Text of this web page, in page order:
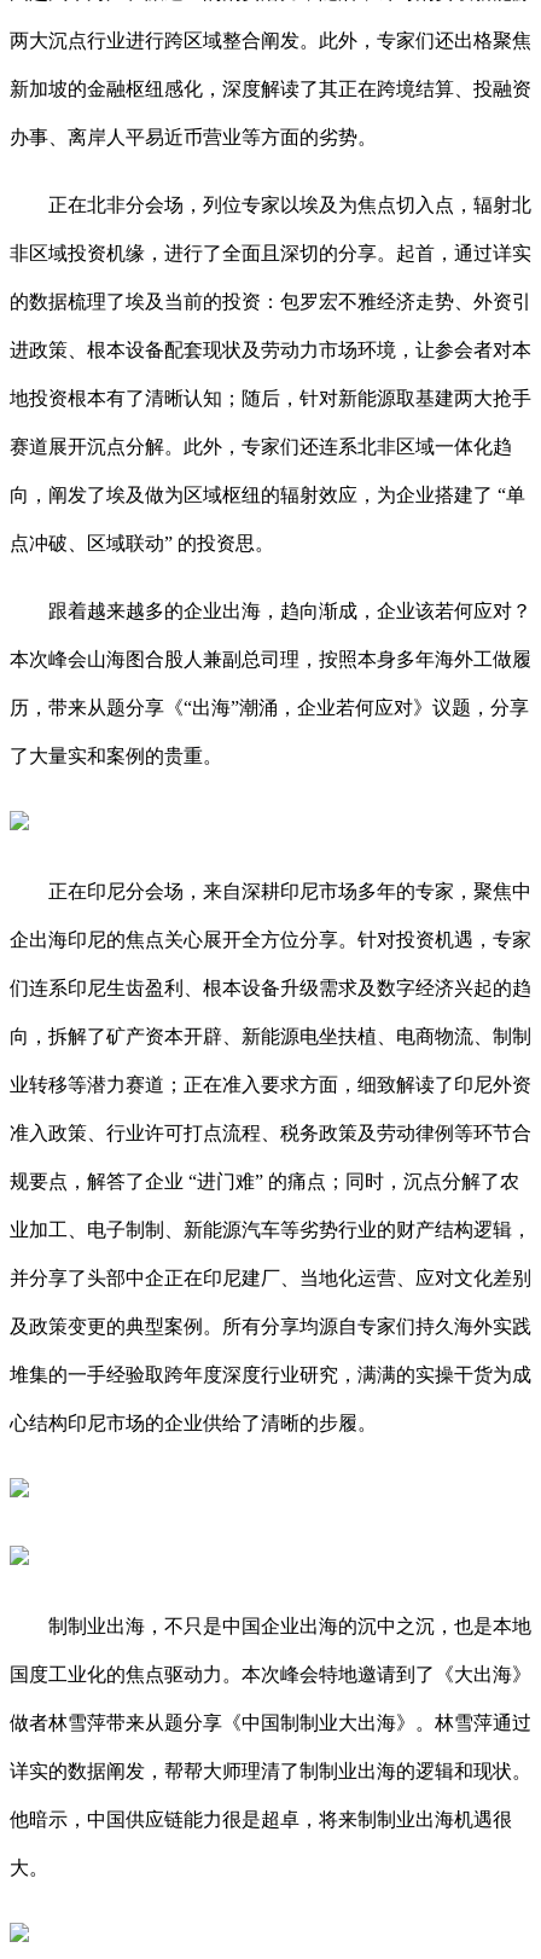
两大沉点行业进行跨区域整合阐发。此外，专家们还出格聚焦
新加坡的金融枢纽感化，深度解读了其正在跨境结算、投融资
办事、离岸人平易近币营业等方面的劣势。
正在北非分会场，列位专家以埃及为焦点切入点，辐射北
非区域投资机缘，进行了全面且深切的分享。起首，通过详实
的数据梳理了埃及当前的投资：包罗宏不雅经济走势、外资引
进政策、根本设备配套现状及劳动力市场环境，让参会者对本
地投资根本有了清晰认知；随后，针对新能源取基建两大抢手
赛道展开沉点分解。此外，专家们还连系北非区域一体化趋
向，阐发了埃及做为区域枢纽的辐射效应，为企业搭建了 “单
点冲破、区域联动” 的投资思。
跟着越来越多的企业出海，趋向渐成，企业该若何应对？
本次峰会山海图合股人兼副总司理，按照本身多年海外工做履
历，带来从题分享《“出海”潮涌，企业若何应对》议题，分享
了大量实和案例的贵重。
正在印尼分会场，来自深耕印尼市场多年的专家，聚焦中
企出海印尼的焦点关心展开全方位分享。针对投资机遇，专家
们连系印尼生齿盈利、根本设备升级需求及数字经济兴起的趋
向，拆解了矿产资本开辟、新能源电坐扶植、电商物流、制制
业转移等潜力赛道；正在准入要求方面，细致解读了印尼外资
准入政策、行业许可打点流程、税务政策及劳动律例等环节合
规要点，解答了企业 “进门难” 的痛点；同时，沉点分解了农
业加工、电子制制、新能源汽车等劣势行业的财产结构逻辑，
并分享了头部中企正在印尼建厂、当地化运营、应对文化差别
及政策变更的典型案例。所有分享均源自专家们持久海外实践
堆集的一手经验取跨年度深度行业研究，满满的实操干货为成
心结构印尼市场的企业供给了清晰的步履。
制制业出海，不只是中国企业出海的沉中之沉，也是本地
国度工业化的焦点驱动力。本次峰会特地邀请到了《大出海》
做者林雪萍带来从题分享《中国制制业大出海》。林雪萍通过
详实的数据阐发，帮帮大师理清了制制业出海的逻辑和现状。
他暗示，中国供应链能力很是超卓，将来制制业出海机遇很
大。